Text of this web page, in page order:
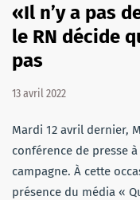
«Il n’y a pas
le RN décide
pas
13 avril 2022
Mardi 12 avril dernier,
conférence de presse
campagne. À cette
présence du média «